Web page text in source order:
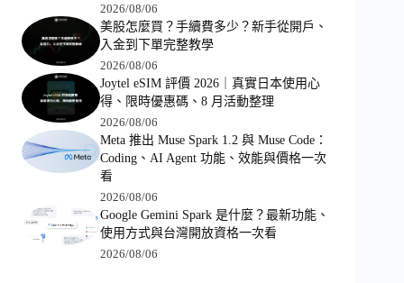
2026/08/06
美股怎麼買？手續費多少？新手從開戶、
入金到下單完整教學
2026/08/06
Joytel eSIM 評價 2026｜真實日本使用心
得、限時優惠碼、8 月活動整理
2026/08/06
Meta 推出 Muse Spark 1.2 與 Muse Code：
Coding、AI Agent 功能、效能與價格一次
看
2026/08/06
Google Gemini Spark 是什麼？最新功能、
使用方式與台灣開放資格一次看
2026/08/06